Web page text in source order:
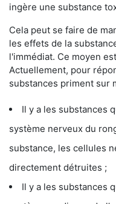
ingère une substance
Cela peut se faire de
les effets de la
l'immédiat. Ce moyen
Actuellement, pour
substances priment sur
Il y a les substances
système nerveux du
substance, les cellules
directement détruites ;
Il y a les substances